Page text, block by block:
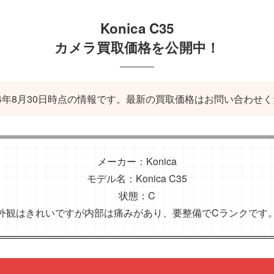
Konica C35
カメラ買取価格を公開中！
8月30日時点の情報です。最新の買取価格はお問い合わせく
メーカー：Konica
モデル名：Konica C35
状態：C
観はきれいですが内部は痛みがあり、要整備でCランクです。